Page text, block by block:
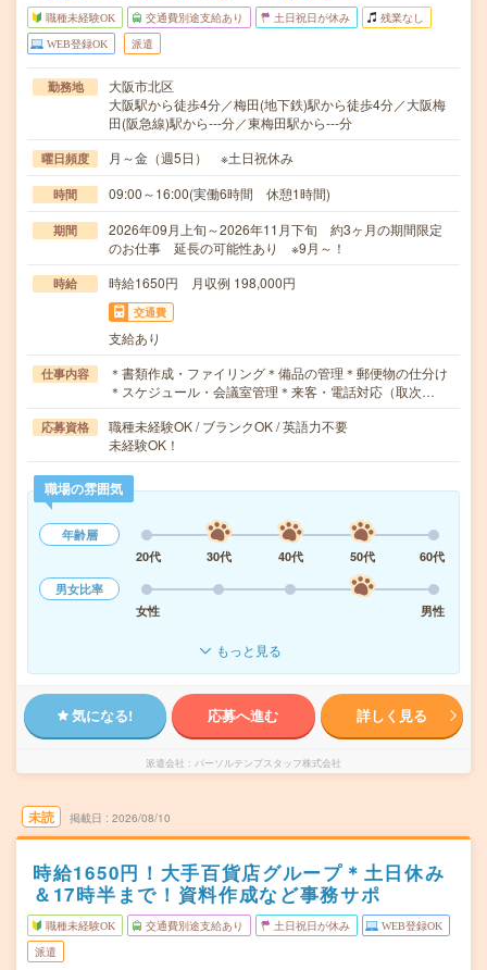
職種未経験OK 交通費別途支給あり 土日祝日が休み 残業なし
WEB登録OK 派遣
勤務地
大阪市北区
大阪駅から徒歩4分／梅田(地下鉄)駅から徒歩4分／大阪梅
田(阪急線)駅から---分／東梅田駅から---分
曜日頻度 月～金（週5日） ※土日祝休み
時間 09:00～16:00(実働6時間 休憩1時間)
期間
2026年09月上旬～2026年11月下旬 約3ヶ月の期間限定
のお仕事 延長の可能性あり ※9月～！
時給 時給1650円 月収例 198,000円
交通費
支給あり
仕事内容
＊書類作成・ファイリング＊備品の管理＊郵便物の仕分け
＊スケジュール・会議室管理＊来客・電話対応（取次…
応募資格
職種未経験OK / ブランクOK / 英語力不要
未経験OK！
職場の雰囲気
年齢層
20代
30代 40代 50代
60代
男女比率
女性
男性
もっと見る
気になる! 応募へ進む 詳しく見る
派遣会社 パーソルテンプスタッフ株式会社
未読 掲載日 2026/08/10
時給1650円！大手百貨店グループ＊土日休み
＆17時半まで！資料作成など事務サポ
職種未経験OK 交通費別途支給あり 土日祝日が休み WEB登録OK
派遣